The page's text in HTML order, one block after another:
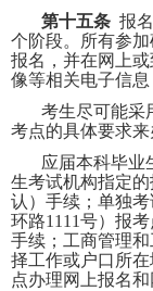
第十五条 报
个阶段。所有参
报名，并在网上
像等相关电子信息
考生尽可能采
考点的具体要求来
应届本科毕业
生考试机构指定
认）手续；单独
环路1111号）报考
手续；工商管理
择工作或户口所
点办理网上报名